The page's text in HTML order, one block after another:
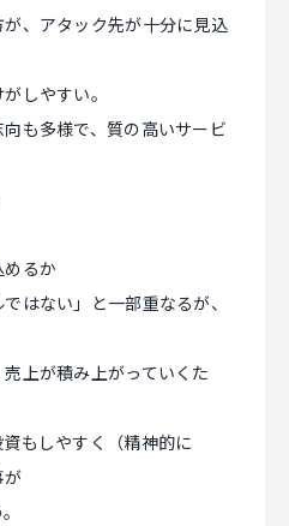
、アタック先が十分に見込
しやすい。
も多様で、質の高いサービ
めるか
はない」と一部重なるが、
上が積み上がっていくた
もしやすく（精神的に
が